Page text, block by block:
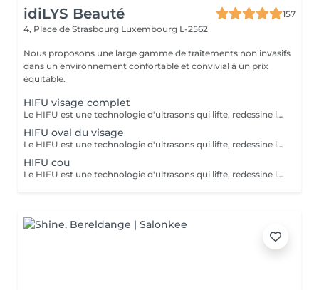
idiLYS Beauté
157
4, Place de Strasbourg Luxembourg L-2562
Nous proposons une large gamme de traitements non invasifs
dans un environnement confortable et convivial à un prix
équitable.
HIFU visage complet
Le HIFU est une technologie d'ultrasons qui lifte, redessine les contours du visage et raffermit la peau en ciblant les couches profondes pour un effet anti-âge. La LUMINOTHÉRAPIE du visage consiste à exposer la peau à des lumières LED afin de stimuler le renouvellement cellulaire et améliorer l'éclat du teint.
HIFU oval du visage
Le HIFU est une technologie d'ultrasons qui lifte, redessine les contours du visage et raffermit la peau en ciblant les couches profondes pour un effet anti-âge.
HIFU cou
Le HIFU est une technologie d'ultrasons qui lifte, redessine les contours du visage et raffermit la peau en ciblant les couches profondes pour un effet anti-âge. La LUMINOTHÉRAPIE du cou consiste à exposer la peau à des lumières LED afin de stimuler le renouvellement cellulaire et améliorer la texture de la peau.